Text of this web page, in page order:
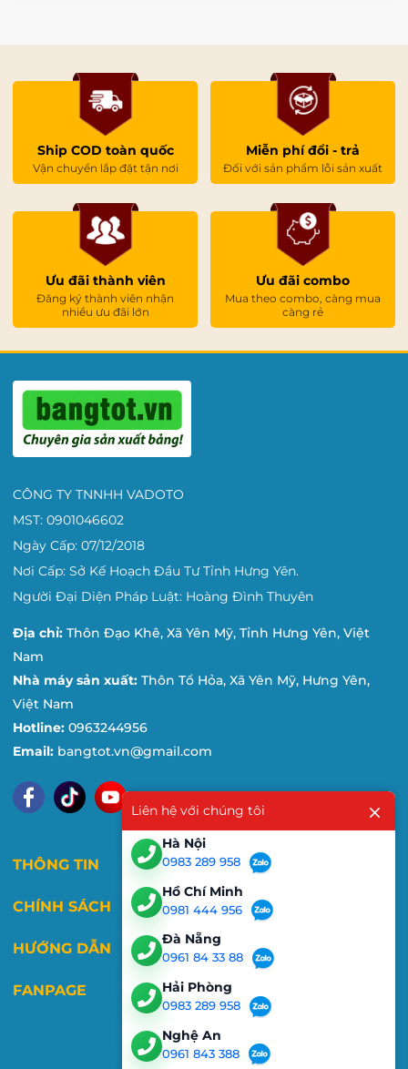
Ship COD toàn quốc
Vận chuyển lắp đặt tận nơi
Miễn phí đổi - trả
Đối với sản phẩm lỗi sản xuất
Ưu đãi thành viên
Đăng ký thành viên nhận
nhiều ưu đãi lớn
Ưu đãi combo
Mua theo combo, càng mua
càng rẻ
CÔNG TY TNNHH VADOTO
MST: 0901046602
Ngày Cấp: 07/12/2018
Nơi Cấp: Sở Kế Hoạch Đầu Tư Tỉnh Hưng Yên.
Người Đại Diện Pháp Luật: Hoàng Đình Thuyên
Địa chỉ: Thôn Đạo Khê, Xã Yên Mỹ, Tỉnh Hưng Yên, Việt
Nam
Nhà máy sản xuất: Thôn Tổ Hỏa, Xã Yên Mỹ, Hưng Yên,
Việt Nam
Hotline: 0963244956
Email: bangtot.vn@gmail.com
THÔNG TIN
CHÍNH SÁCH
HƯỚNG DẪN
FANPAGE
Liên hệ với chúng tôi
Hà Nội
0983 289 958
Hồ Chí Minh
0981 444 956
Đà Nẵng
0961 84 33 88
Hải Phòng
0983 289 958
Nghệ An
0961 843 388